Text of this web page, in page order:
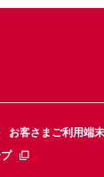
お客さまご利用端